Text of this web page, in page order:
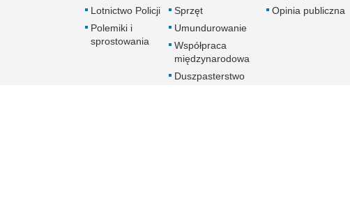
Lotnictwo Policji
Polemiki i
sprostowania
Sprzęt
Umundurowanie
Współpraca
międzynarodowa
Duszpasterstwo
Opinia publiczna